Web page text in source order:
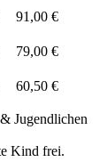
91,00 €
79,00 €
60,50 €
Jugendlichen
Kind frei.